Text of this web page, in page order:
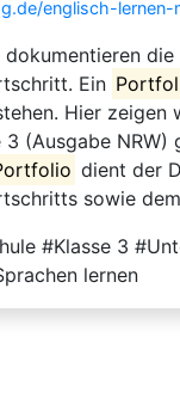
englisch-
dokumentieren die
Ein
Hier
3 (Ausgabe
dient der
sowie
#Klasse 3
lernen